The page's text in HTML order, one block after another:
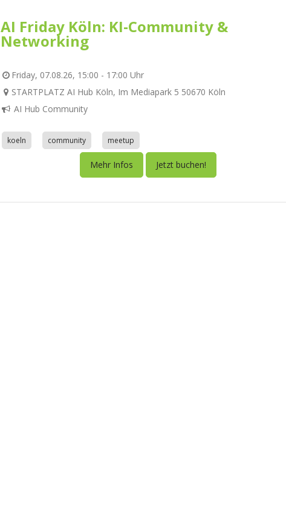
AI Friday Köln: KI-Community &
Networking
Friday, 07.08.26, 15:00 - 17:00 Uhr
STARTPLATZ AI Hub Köln, Im Mediapark 5 50670 Köln
AI Hub Community
koeln community meetup
Mehr Infos Jetzt buchen!